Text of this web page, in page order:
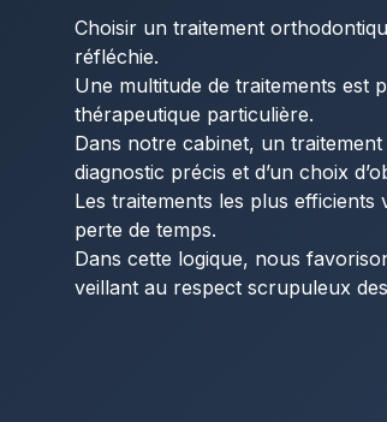
Choisir un traitement
réfléchie.
Une multitude de traitements est
thérapeutique particulière.
Dans notre cabinet, un
diagnostic précis et d’un choix
Les traitements les plus
perte de temps.
Dans cette logique, nous
veillant au respect scrupuleux